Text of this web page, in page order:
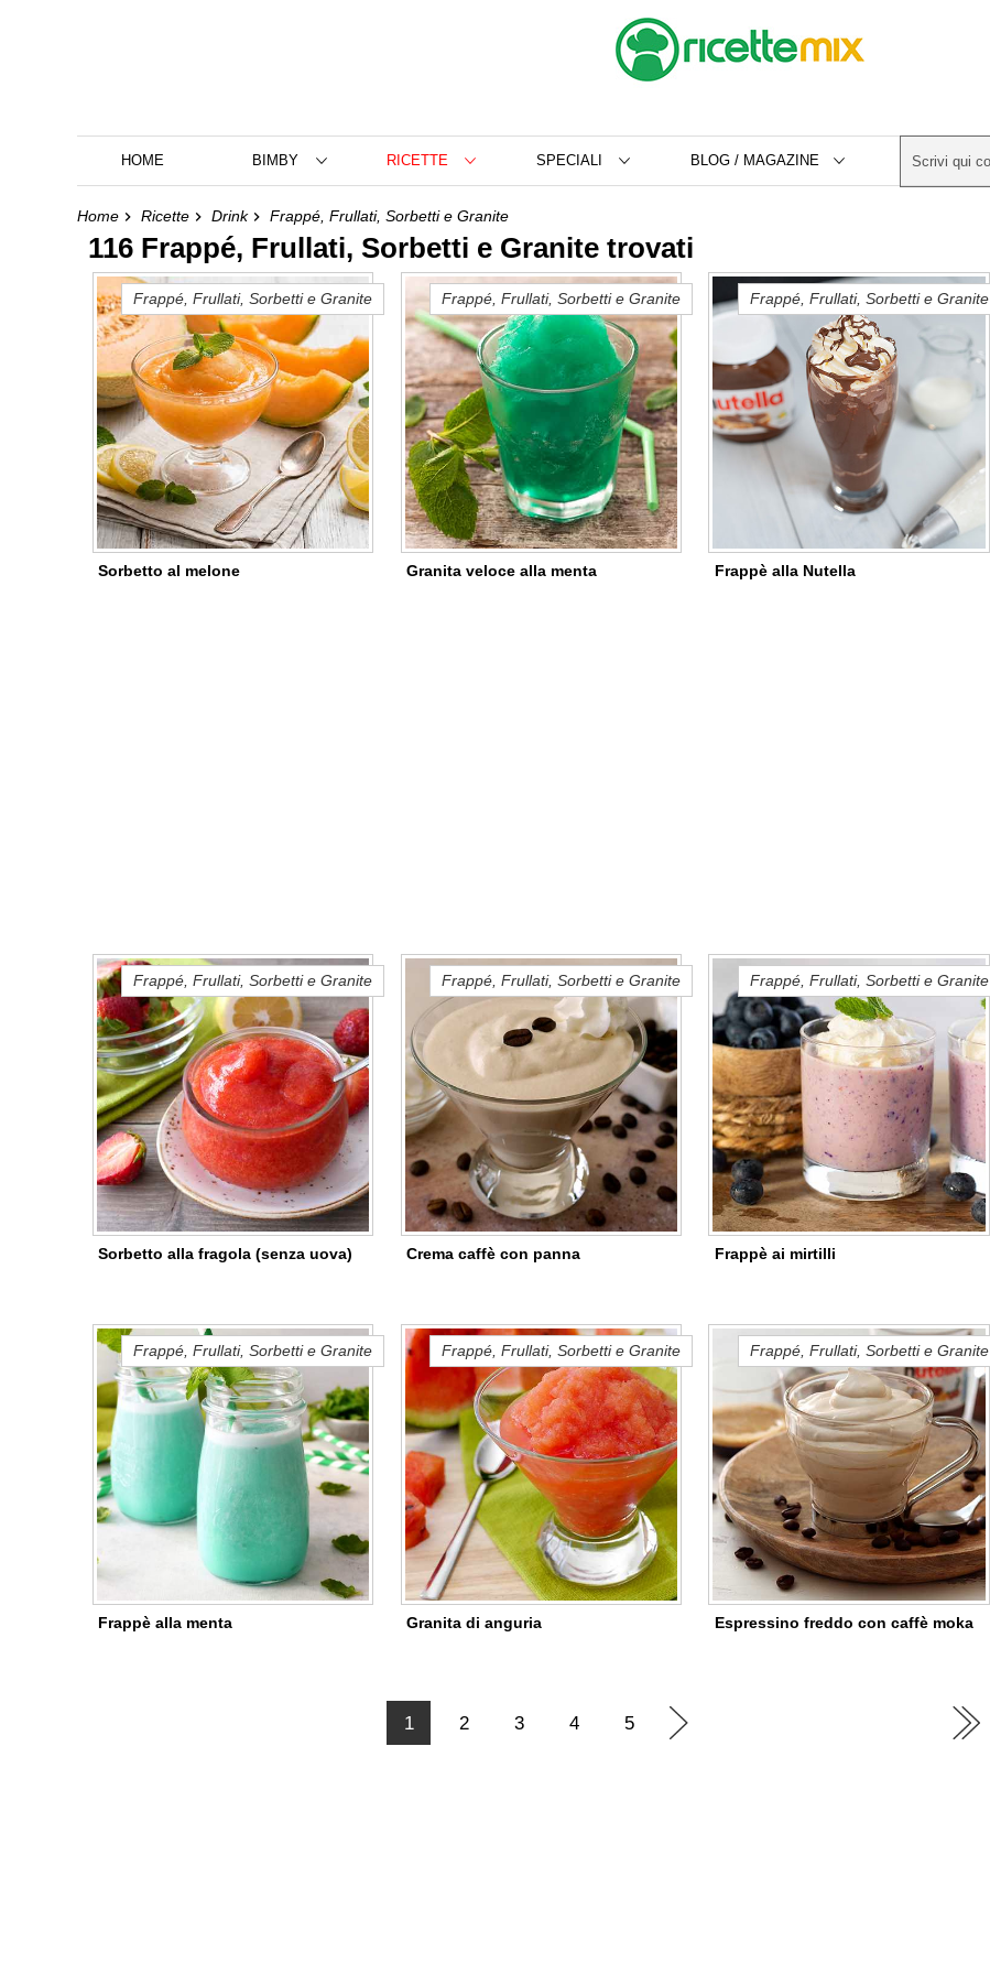
HOME BIMBY RICETTE SPECIALI BLOG / MAGAZINE
Home Ricette Drink Frappé, Frullati, Sorbetti e Granite
116 Frappé, Frullati, Sorbetti e Granite trovati
Sorbetto al melone
Frappé, Frullati, Sorbetti e Granite
Granita veloce alla menta
Frappé, Frullati, Sorbetti e Granite
Frappè alla Nutella
Frappé, Frullati, Sorbetti e Granite
Sorbetto alla fragola (senza uova)
Frappé, Frullati, Sorbetti e Granite
Crema caffè con panna
Frappé, Frullati, Sorbetti e Granite
Frappè ai mirtilli
Frappé, Frullati, Sorbetti e Granite
Frappè alla menta
Frappé, Frullati, Sorbetti e Granite
Granita di anguria
Frappé, Frullati, Sorbetti e Granite
Espressino freddo con caffè moka
Frappé, Frullati, Sorbetti e Granite
1 2 3 4 5